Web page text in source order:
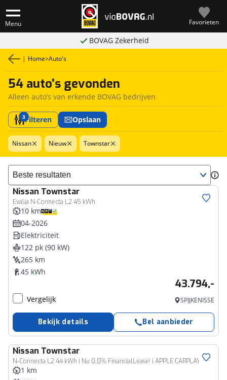
Menu Favorieten
BOVAG Zekerheid
| Home>Auto's
54 auto's gevonden
Alleen auto’s van erkende BOVAG bedrijven
3Filteren Opslaan
Nissan Nieuw Townstar
Sorteer resultaten
Nissan Townstar
Evalia N-Connecta L2 45 kWh
10 km
04-2026
Elektriciteit
122 pk (90 kW)
265 km
45 kWh
43.794,-
Vergelijk SPIJKENISSE
Bekijk details Bel aanbieder
Nissan Townstar
N-Connecta L2 44 kWh | Nu 0,0% FinancialLease! | APPLE CARPLAY & ANDROID AUTO
Bedrijfswagen
1 km